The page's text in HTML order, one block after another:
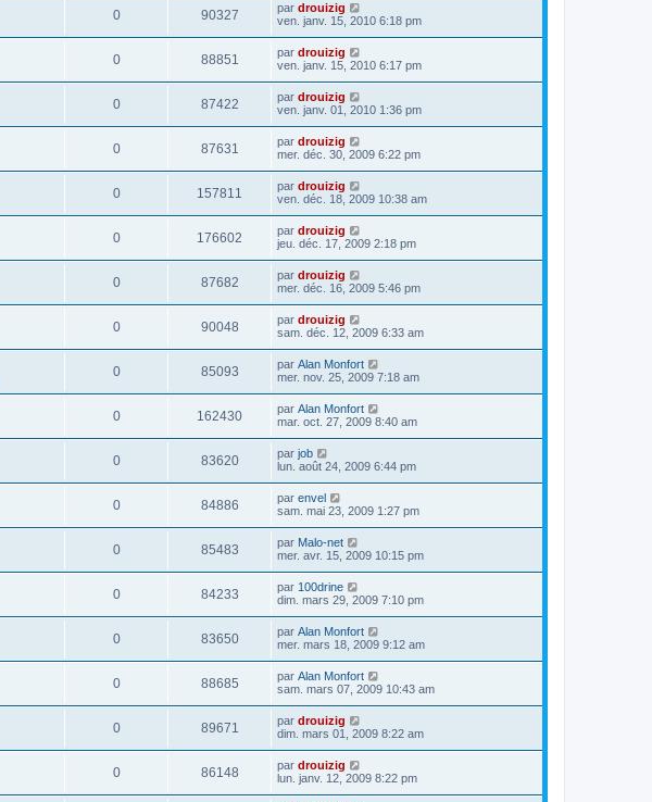
0 90327 par drouizig
ven. janv. 15, 2010 6:18 pm
0 88851 par drouizig
ven. janv. 15, 2010 6:17 pm
0 87422 par drouizig
ven. janv. 01, 2010 1:36 pm
0 87631 par drouizig
mer. déc. 30, 2009 6:22 pm
0 157811 par drouizig
ven. déc. 18, 2009 10:38 am
0 176602 par drouizig
jeu. déc. 17, 2009 2:18 pm
0 87682 par drouizig
mer. déc. 16, 2009 5:46 pm
0 90048 par drouizig
sam. déc. 12, 2009 6:33 am
0 85093 par Alan Monfort
mer. nov. 25, 2009 7:18 am
0 162430 par Alan Monfort
mar. oct. 27, 2009 8:40 am
0 83620 par job
lun. août 24, 2009 6:44 pm
0 84886 par envel
sam. mai 23, 2009 1:27 pm
0 85483 par Malo-net
mer. avr. 15, 2009 10:15 pm
0 84233 par 100drine
dim. mars 29, 2009 7:10 pm
0 83650 par Alan Monfort
mer. mars 18, 2009 9:12 am
0 88685 par Alan Monfort
sam. mars 07, 2009 10:43 am
0 89671 par drouizig
dim. mars 01, 2009 8:22 am
0 86148 par drouizig
lun. janv. 12, 2009 8:22 pm